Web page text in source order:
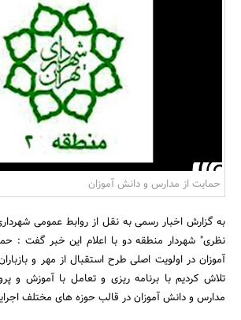
حمایت از مدارس و دانش آموزان
به گزارش اخبار رسمی به نقل از روابط عمومی
نظری" شهردار منطقه دو با اعلام این خبر گفت :
آموزان در اولویت اصلی طرح استقبال از مهر و
تلاش کردیم با برنامه ریزی و تعامل با آموزش و
مدارس و دانش آموزان در قالب حوزه های مختلف